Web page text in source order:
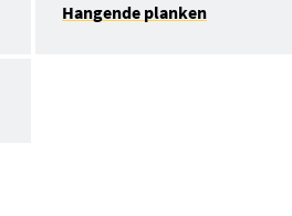
Hangende planken